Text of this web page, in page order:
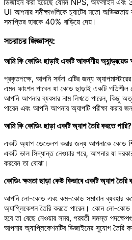
UI আপনার সমীক্ষাগুলিকে চ্যাটের মতো অভিজ্ঞতায়
সমাপ্তির হারকে 40% বাড়িয়ে দেয়।
সচরাচর জিজ্ঞাস্য:
আমি কি কোডিং ছাড়াই একটি আকর্ষণীয় অ্যান্ড্রয়েড
প্রকৃতপক্ষে, আপনি সর্বদা এটির জন্য
এমন ফাংশন পাবেন যা কোড ছাড়াই একটি গতিশীল
আপনি আপনার ব্যবসার নাম লিখতে পারেন, কিছু
পারেন এবং আপনি আপনার অ্যাপটি পরীক্ষা করার
আমি কি কোডিং ছাড়া একটি অ্যাপ তৈরি করতে পারি?
একটি অ্যাপ ডেভেলপ করার জন্য আপনাকে কোড
একটি ভাল সিদ্ধান্ত নেওয়ার পরে, আপনার যা
করবেন তা বোঝা।
কোডিং ক্ষমতা ছাড়া কেউ কিভাবে একটি অ্যাপ তৈরি
আপনি নো-কোড এবং কম-কোড সমাধান ব্যবহার
অ্যাপ্লিকেশন তৈরি করতে পারেন। কোন নো-কোড
হবে তা বেছে নেওয়ার সময়, পরবর্তী সমস্ত
আপনার অ্যাপ্লিকেশনটির ডিজাইনের সুযোগ তৈরি